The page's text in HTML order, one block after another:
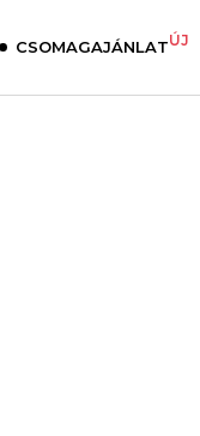
CSOMAGAJÁNLATÚJ